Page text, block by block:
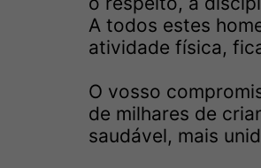
A todos estes
atividade física,
O vosso
de milhares de
saudável, mais